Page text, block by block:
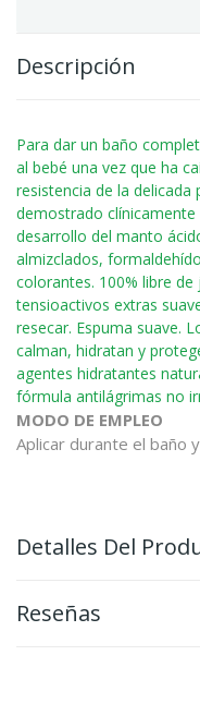
Descripción
Para dar un baño
al bebé una vez que ha
resistencia de la delicada
demostrado
desarrollo del manto
almizclados,
colorantes. 100% libre
tensioactivos extras
resecar. Espuma suave.
calman, hidratan y
agentes hidratantes
fórmula antilágrimas no
MODO DE EMPLEO
Aplicar durante el baño
Detalles Del
Reseñas